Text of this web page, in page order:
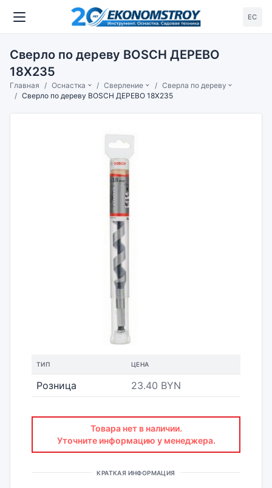
ЕС
Сверло по дереву BOSCH ДЕРЕВО
18X235
Главная Оснастка Сверление
Сверла по дереву
Сверло по дереву BOSCH ДЕРЕВО 18X235
ТИП ЦЕНА
Розница 23.40 BYN
Товара нет в наличии.
Уточните информацию у менеджера.
КРАТКАЯ ИНФОРМАЦИЯ